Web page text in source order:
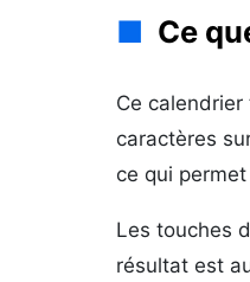
Ce
Ce calendrier
caractères
ce qui permet
Les touches
résultat est